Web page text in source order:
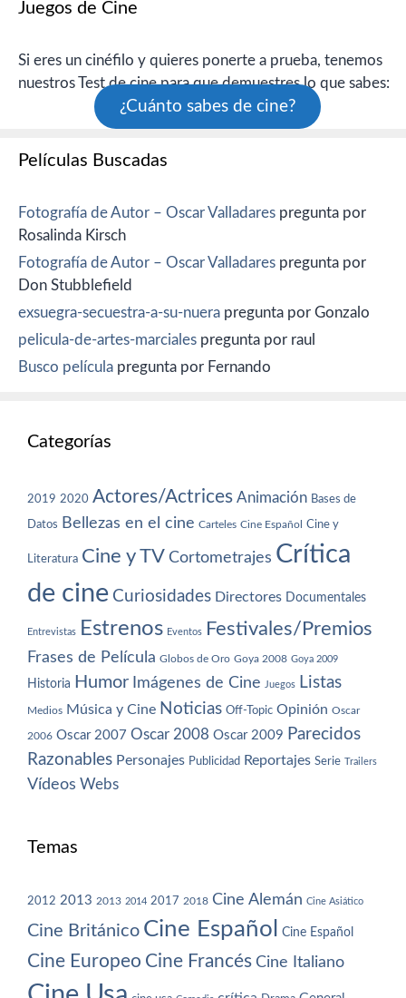
Juegos de Cine
Si eres un cinéfilo y quieres ponerte a prueba, tenemos
nuestros Test de cine para que demuestres lo que sabes:
¿Cuánto sabes de cine?
Películas Buscadas
Fotografía de Autor – Oscar Valladares pregunta por
Rosalinda Kirsch
Fotografía de Autor – Oscar Valladares pregunta por
Don Stubblefield
exsuegra-secuestra-a-su-nuera pregunta por Gonzalo
pelicula-de-artes-marciales pregunta por raul
Busco película pregunta por Fernando
Categorías
2019 2020 Actores/Actrices Animación Bases de
Datos Bellezas en el cine Carteles Cine Español Cine y
Literatura Cine y TV Cortometrajes Crítica
de cine Curiosidades Directores Documentales
Entrevistas Estrenos Eventos Festivales/Premios
Frases de Película Globos de Oro Goya 2008 Goya 2009
Historia Humor Imágenes de Cine Juegos Listas
Medios Música y Cine Noticias Off-Topic Opinión Oscar
2006 Oscar 2007 Oscar 2008 Oscar 2009 Parecidos
Razonables Personajes Publicidad Reportajes Serie Trailers
Vídeos Webs
Temas
2012 2013 2013 2014 2017 2018 Cine Alemán Cine Asiático
Cine Británico Cine Español Cine Español
Cine Europeo Cine Francés Cine Italiano